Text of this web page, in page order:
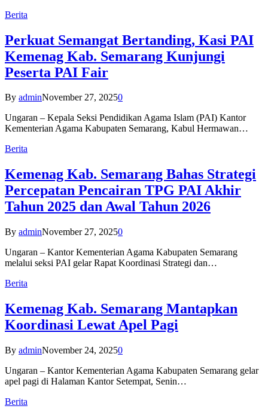
Berita
Perkuat Semangat Bertanding, Kasi PAI
Kemenag Kab. Semarang Kunjungi
Peserta PAI Fair
By adminNovember 27, 20250
Ungaran – Kepala Seksi Pendidikan Agama Islam (PAI) Kantor
Kementerian Agama Kabupaten Semarang, Kabul Hermawan…
Berita
Kemenag Kab. Semarang Bahas Strategi
Percepatan Pencairan TPG PAI Akhir
Tahun 2025 dan Awal Tahun 2026
By adminNovember 27, 20250
Ungaran – Kantor Kementerian Agama Kabupaten Semarang
melalui seksi PAI gelar Rapat Koordinasi Strategi dan…
Berita
Kemenag Kab. Semarang Mantapkan
Koordinasi Lewat Apel Pagi
By adminNovember 24, 20250
Ungaran – Kantor Kementerian Agama Kabupaten Semarang gelar
apel pagi di Halaman Kantor Setempat, Senin…
Berita